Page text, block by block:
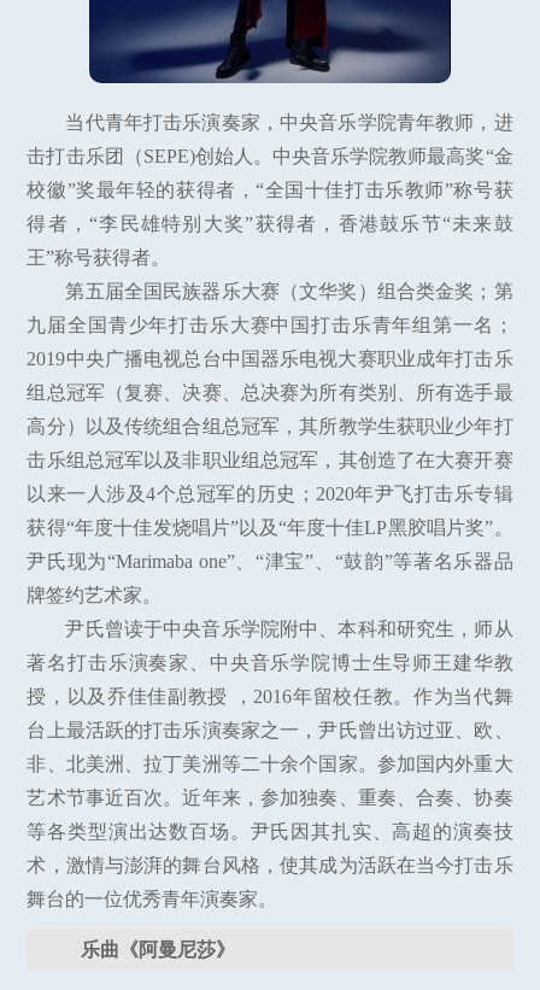
当代青年打击乐演奏家，中央音乐学院青年教师，进
击打击乐团（SEPE)创始人。中央音乐学院教师最高奖“金
校徽”奖最年轻的获得者，“全国十佳打击乐教师”称号获
得者，“李民雄特别大奖”获得者，香港鼓乐节“未来鼓
王”称号获得者。
第五届全国民族器乐大赛（文华奖）组合类金奖；第
九届全国青少年打击乐大赛中国打击乐青年组第一名；
2019中央广播电视总台中国器乐电视大赛职业成年打击乐
组总冠军（复赛、决赛、总决赛为所有类别、所有选手最
高分）以及传统组合组总冠军，其所教学生获职业少年打
击乐组总冠军以及非职业组总冠军，其创造了在大赛开赛
以来一人涉及4个总冠军的历史；2020年尹飞打击乐专辑
获得“年度十佳发烧唱片”以及“年度十佳LP黑胶唱片奖”。
尹氏现为“Marimaba one”、“津宝”、“鼓韵”等著名乐器品
牌签约艺术家。
尹氏曾读于中央音乐学院附中、本科和研究生，师从
著名打击乐演奏家、中央音乐学院博士生导师王建华教
授，以及乔佳佳副教授 ，2016年留校任教。作为当代舞
台上最活跃的打击乐演奏家之一，尹氏曾出访过亚、欧、
非、北美洲、拉丁美洲等二十余个国家。参加国内外重大
艺术节事近百次。近年来，参加独奏、重奏、合奏、协奏
等各类型演出达数百场。尹氏因其扎实、高超的演奏技
术，激情与澎湃的舞台风格，使其成为活跃在当今打击乐
舞台的一位优秀青年演奏家。
乐曲《阿曼尼莎》